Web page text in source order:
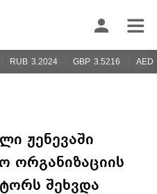
RUB 3.2024 GBP 3.5216 AED
ჟენევაში
ორგანიზაციის
შეხვდა